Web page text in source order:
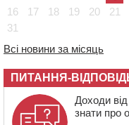
оформити
04 СЕРПНЯ 2026,
20:54 На Черкащині
України з
19:40 Бійці КОРДу
зміну їм
16
17 18 19 20 21
31
Всі новини за місяць
ПИТАННЯ-
Доходи
знати про